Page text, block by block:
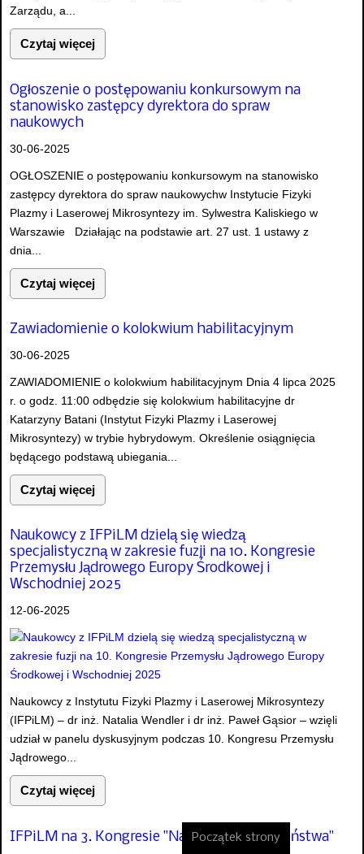
Zarządu, a...
Czytaj więcej
Ogłoszenie o postępowaniu konkursowym na
stanowisko zastępcy dyrektora do spraw
naukowych
30-06-2025
OGŁOSZENIE o postępowaniu konkursowym na stanowisko
zastępcy dyrektora do spraw naukowychw Instytucie Fizyki
Plazmy i Laserowej Mikrosyntezy im. Sylwestra Kaliskiego w
Warszawie Działając na podstawie art. 27 ust. 1 ustawy z
dnia...
Czytaj więcej
Zawiadomienie o kolokwium habilitacyjnym
30-06-2025
ZAWIADOMIENIE o kolokwium habilitacyjnym Dnia 4 lipca 2025
r. o godz. 11:00 odbędzie się kolokwium habilitacyjne dr
Katarzyny Batani (Instytut Fizyki Plazmy i Laserowej
Mikrosyntezy) w trybie hybrydowym. Określenie osiągnięcia
będącego podstawą ubiegania...
Czytaj więcej
Naukowcy z IFPiLM dzielą się wiedzą
specjalistyczną w zakresie fuzji na 10. Kongresie
Przemysłu Jądrowego Europy Środkowej i
Wschodniej 2025
12-06-2025
Naukowcy z Instytutu Fizyki Plazmy i Laserowej Mikrosyntezy
(IFPiLM) – dr inż. Natalia Wendler i dr inż. Paweł Gąsior – wzięli
udział w panelu dyskusyjnym podczas 10. Kongresu Przemysłu
Jądrowego...
Czytaj więcej
IFPiLM na 3. Kongresie "Nauka dla Społeczeństwa"
Początek strony